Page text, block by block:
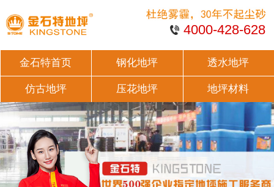
4000-428-628
金石特首页 钢化地坪 透水地坪
仿古地坪 压花地坪 地坪材料